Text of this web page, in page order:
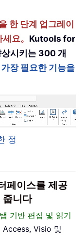
한 단계 업그레이
요。 Kutools for
시키는 300 개
가장 필요한 기능을
정
페이스를 제공
줍니다
기반 편집 및 읽기
Access, Visio 및